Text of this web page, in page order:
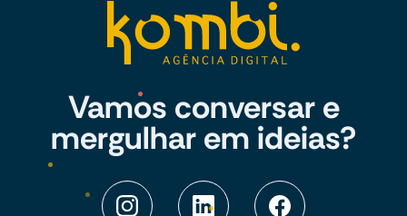
Vamos conversar e
mergulhar em ideias?